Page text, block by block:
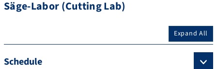
Säge-Labor (Cutting Lab)
Expand All
Schedule